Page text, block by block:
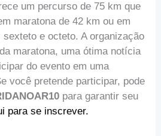
um percurso de 75 km que
maratona de 42 km ou em
e octeto. A organização
maratona, uma ótima notícia
do evento em uma
você pretende participar, pode
para garantir seu
para se inscrever.